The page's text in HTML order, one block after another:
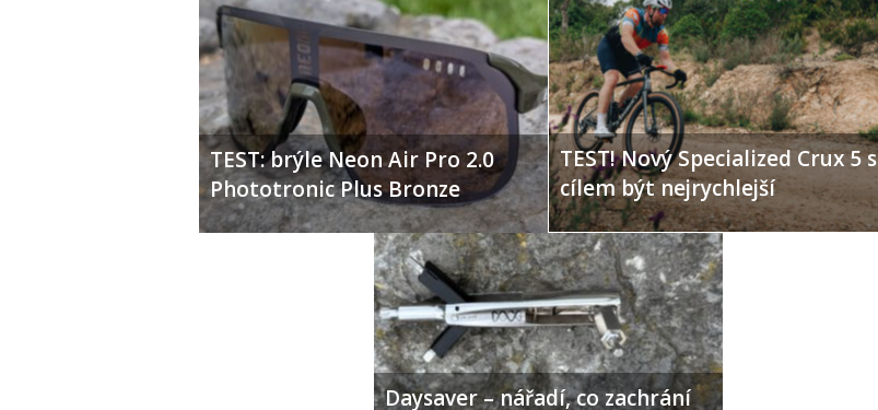
TEST: brýle Neon Air Pro 2.0
Phototronic Plus Bronze
TEST! Nový Specialized Crux 5 s
cílem být nejrychlejší
Daysaver – nářadí, co zachrání